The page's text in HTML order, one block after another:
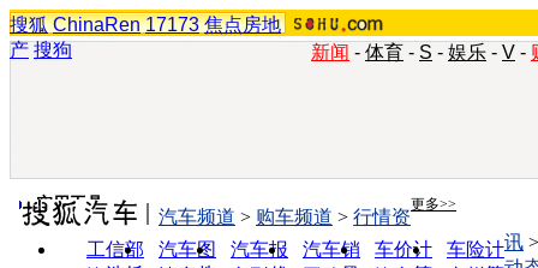
搜狐 ChinaRen 17173 焦点房地
产 搜狗 新闻 - 体育 - S - 娱乐 - V -
实用工具 更多>>
工信部
汽车图
汽车报
汽车销
车价计
车险计
汽车频道 > 购车频道 > 行情资
讯